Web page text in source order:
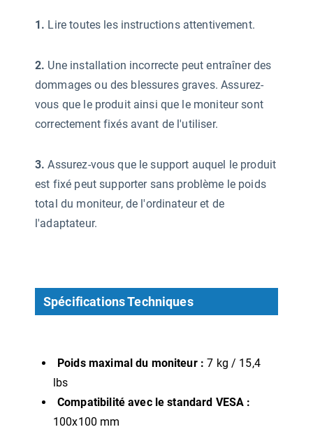
1. Lire toutes les instructions attentivement.
2. Une installation incorrecte peut entraîner des
dommages ou des blessures graves. Assurez-
vous que le produit ainsi que le moniteur sont
correctement fixés avant de l'utiliser.
3.Assurez-vous que le support auquel le produit
est fixé peut supporter sans problème le poids
total du moniteur, de l'ordinateur et de
l'adaptateur.
Spécifications Techniques
Poids maximal du moniteur : 7 kg / 15,4
lbs
Compatibilité avec le standard VESA :
100x100 mm